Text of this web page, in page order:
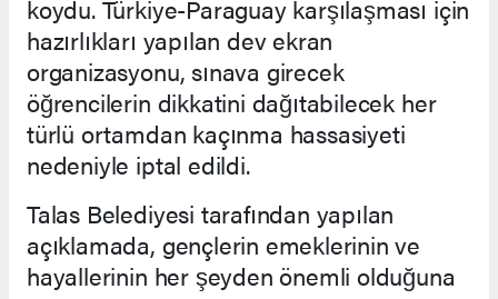
koydu. Türkiye-Paraguay karşılaşması için
hazırlıkları yapılan dev ekran
organizasyonu, sınava girecek
öğrencilerin dikkatini dağıtabilecek her
türlü ortamdan kaçınma hassasiyeti
nedeniyle iptal edildi.
Talas Belediyesi tarafından yapılan
açıklamada, gençlerin emeklerinin ve
hayallerinin her şeyden önemli olduğuna